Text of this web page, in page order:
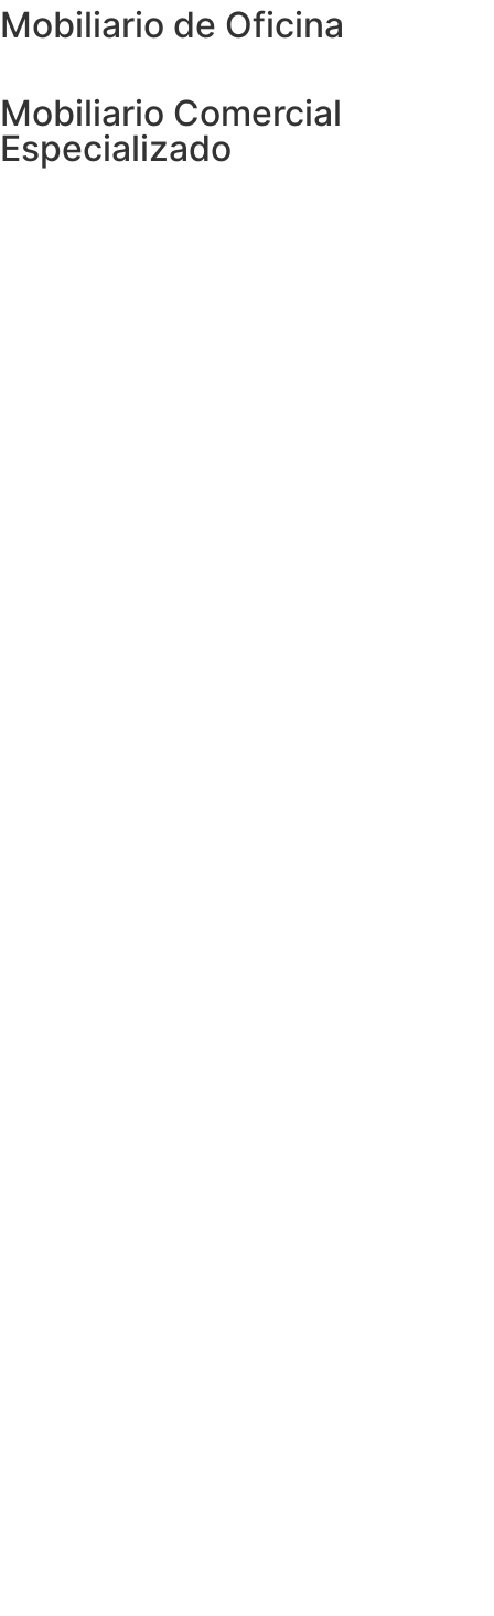
Mobiliario de Oficina
Mobiliario Comercial
Especializado